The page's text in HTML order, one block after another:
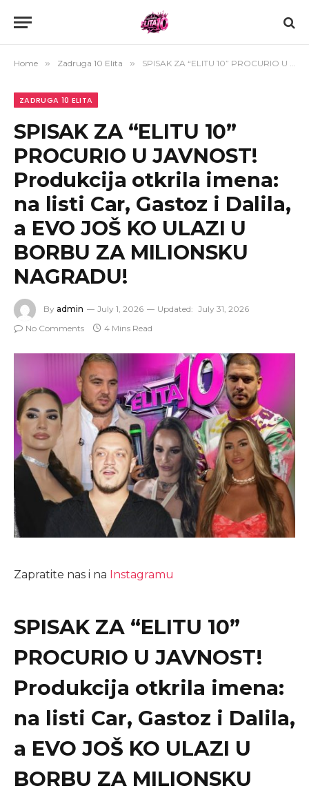
Home » Zadruga 10 Elita » SPISAK ZA “ELITU 10” PROCURIO U JAVNOST! Produkcija otkrila imena: na listi Car, Gastoz i Dalila, a EVO JOŠ KO ULAZI U BORBU ZA MILIONSKU NAGRADU!
ZADRUGA 10 ELITA
SPISAK ZA “ELITU 10”
PROCURIO U JAVNOST!
Produkcija otkrila imena:
na listi Car, Gastoz i Dalila,
a EVO JOŠ KO ULAZI U
BORBU ZA MILIONSKU
NAGRADU!
By admin July 1, 2026 Updated: July 31, 2026
No Comments
4 Mins Read
Zapratite nas i na Instagramu
SPISAK ZA “ELITU 10”
PROCURIO U JAVNOST!
Produkcija otkrila imena:
na listi Car, Gastoz i Dalila,
a EVO JOŠ KO ULAZI U
BORBU ZA MILIONSKU